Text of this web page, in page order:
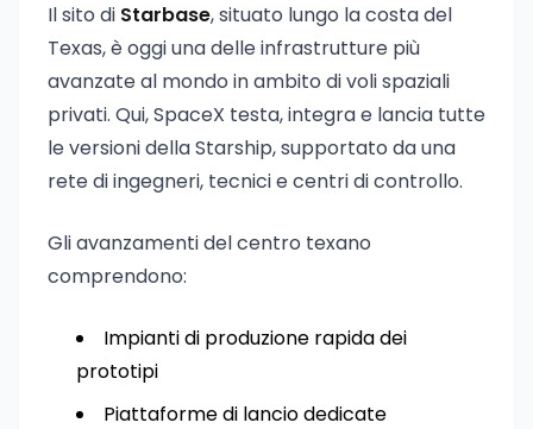
Il sito di Starbase, situato lungo la costa del
Texas, è oggi una delle infrastrutture più
avanzate al mondo in ambito di voli spaziali
privati. Qui, SpaceX testa, integra e lancia tutte
le versioni della Starship, supportato da una
rete di ingegneri, tecnici e centri di controllo.
Gli avanzamenti del centro texano
comprendono:
Impianti di produzione rapida dei
prototipi
Piattaforme di lancio dedicate